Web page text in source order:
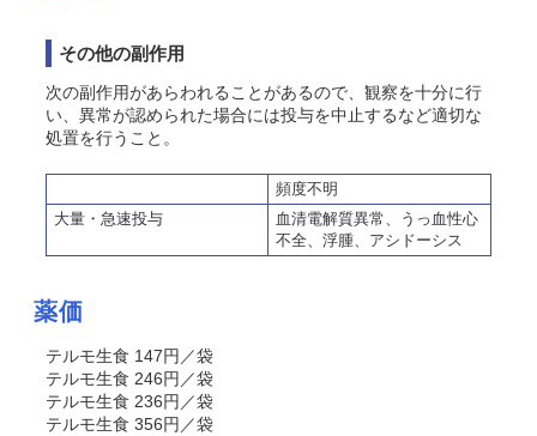
その他の副作用
次の副作用があらわれることがあるので、観察を十分に行
い、異常が認められた場合には投与を中止するなど適切な
処置を行うこと。
頻度不明
大量・急速投与
血清電解質異常、うっ血性心
不全、浮腫、アシドーシス
薬価
テルモ生食 147円／袋
テルモ生食 246円／袋
テルモ生食 236円／袋
テルモ生食 356円／袋